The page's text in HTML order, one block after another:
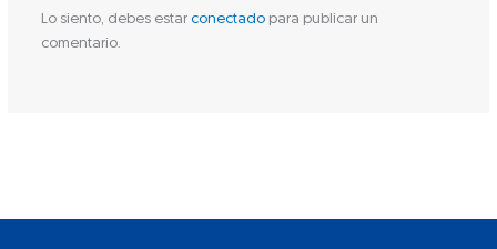
Lo siento, debes estar conectadopara publicar un
comentario.